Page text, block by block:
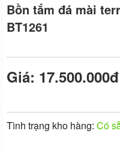
Bồn tắm đá mài
BT1261
Giá: 17.500.000đ
Tình trạng kho hàng:Có